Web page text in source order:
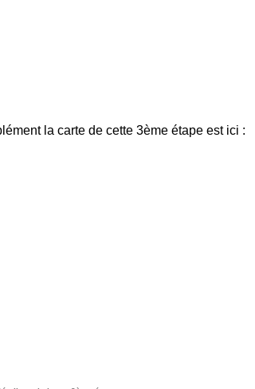
la carte de cette 3ème étape est ici :